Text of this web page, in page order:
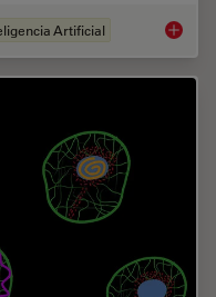
Artificial How to